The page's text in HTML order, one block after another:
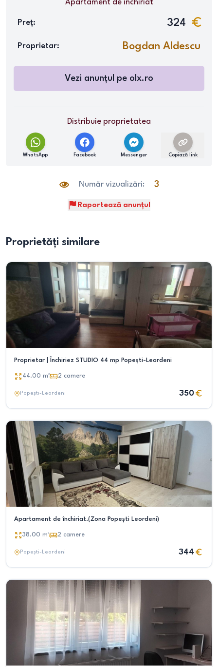
Apartamentde închiriat
Preț: 324
Proprietar: Bogdan Aldescu
Vezi anunțul pe olx.ro
Distribuie proprietatea
WhatsApp Facebook Messenger Copiază link
Număr vizualizări: 3
Raportează anunțul
Proprietăți similare
Proprietar | Închiriez STUDIO 44 mp Popești-Leordeni
44.00 m² 2 camere
Popești-Leordeni 350
Apartament de închiriat.(Zona Popești Leordeni)
38.00 m² 2 camere
Popești-Leordeni 344